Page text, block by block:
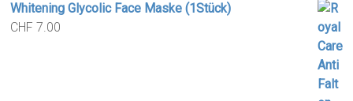
Whitening Glycolic Face Maske (1Stück)
CHF 7.00